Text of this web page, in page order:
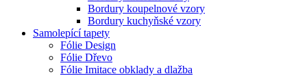
Bordury koupelnové vzory
Bordury kuchyňské vzory
Samolepící tapety
Fólie Design
Fólie Dřevo
Fólie Imitace obklady a dlažba